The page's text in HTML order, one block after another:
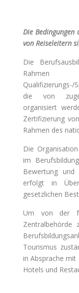
Die
von Reiseleitern
Die
Qualifizierungs-/
die von
organisiert
Zertifizierung
Rahmen des
Die
im
Bewertung und
erfolgt in
gesetzlichen
Um von der
Zentralbehörde
Tourismus
in Absprache
Hotels und